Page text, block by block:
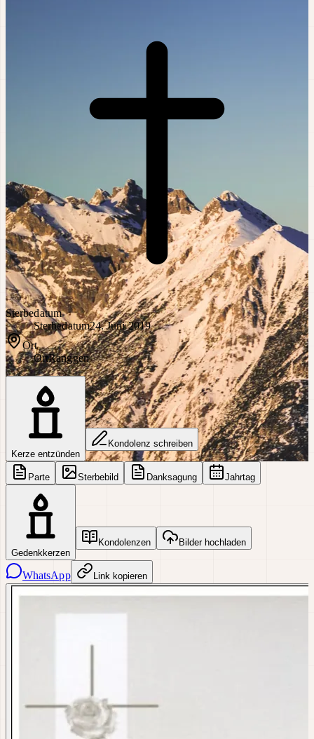
Sterbedatum
Sterbedatum24. Juni 2019
Ort
OrtRanggen
Kerze entzünden
Kondolenz schreiben
Parte Sterbebild Danksagung Jahrtag
Gedenkkerzen
Kondolenzen Bilder hochladen
WhatsApp Link kopieren